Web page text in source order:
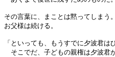
その言葉に、まことは黙ってしまう。
お父様は続ける。
「といっても、もうすでに夕波君は
そこでだ、子どもの親権は夕波君